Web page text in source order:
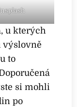
u kterých
výslovně
to
si mohli
po